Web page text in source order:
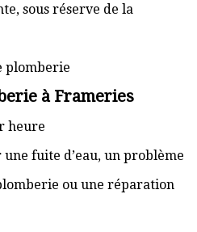
sous réserve de la
plomberie
à Frameries
heure
fuite d’eau, un problème
ou une réparation